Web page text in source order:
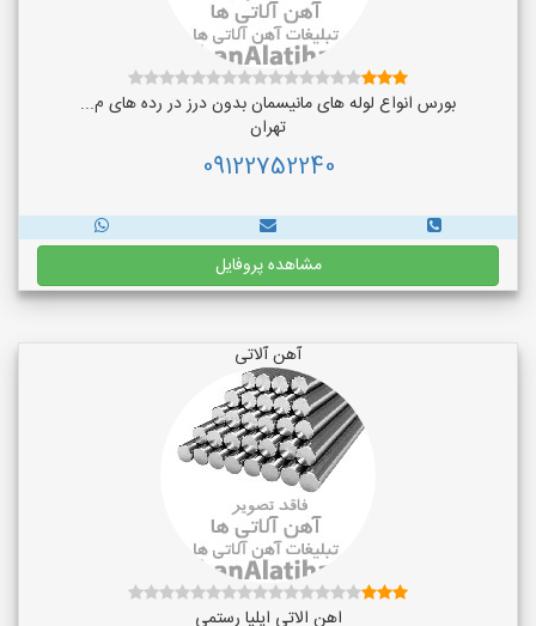
بورس انواع لوله های مانیسمان بدون درز در رده های م...
تهران
09122752240
مشاهده پروفایل
آهن آلاتی
اهن الاتی ایلیا رستمی